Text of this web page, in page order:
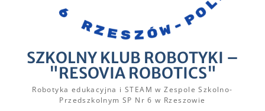
SZKOLNY KLUB ROBOTYKI –
"RESOVIA ROBOTICS"
Robotyka edukacyjna i STEAM w Zespole Szkolno-
Przedszkolnym SP Nr 6 w Rzeszowie